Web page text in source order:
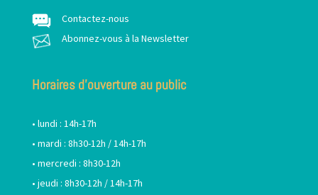
Contactez-nous
Abonnez-vous à la Newsletter
Horaires d’ouverture au public
• lundi : 14h-17h
• mardi : 8h30-12h / 14h-17h
• mercredi : 8h30-12h
• jeudi : 8h30-12h / 14h-17h